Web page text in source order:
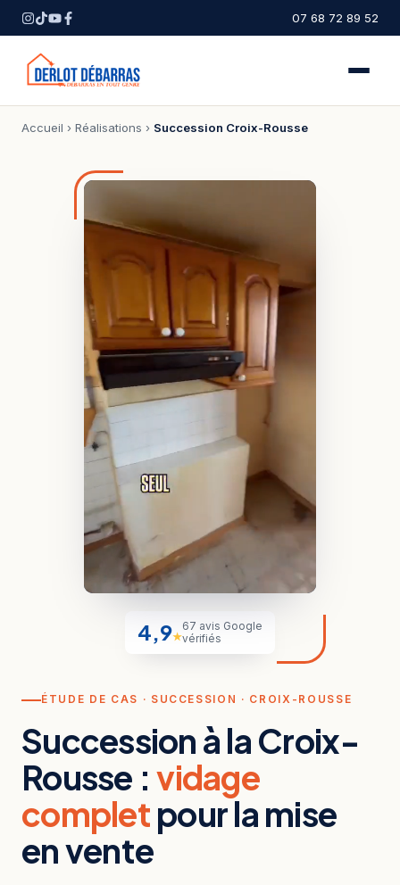
07 68 72 89 52
Accueil › Réalisations › Succession Croix-Rousse
ÉTUDE DE CAS · SUCCESSION · CROIX-ROUSSE
Succession à la Croix-
Rousse :vidage
completpour la mise
en vente
4,9★
67 avis Google
vérifiés